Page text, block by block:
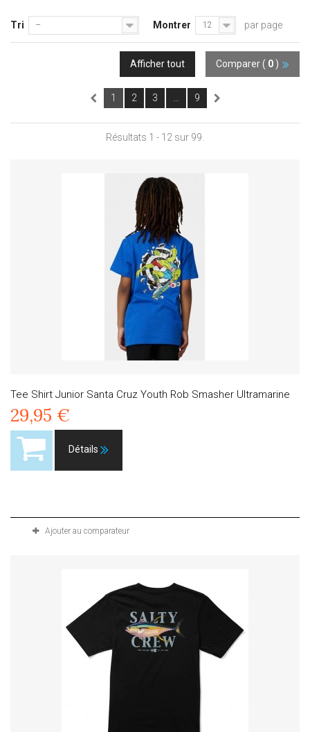
Tri -- Montrer 12 par page
Comparer ( 0 )
Afficher tout
1 2 3 9
Résultats 1 - 12 sur 99.
Tee Shirt Junior Santa Cruz Youth Rob Smasher Ultramarine
29,95 €
Détails
Ajouter au comparateur